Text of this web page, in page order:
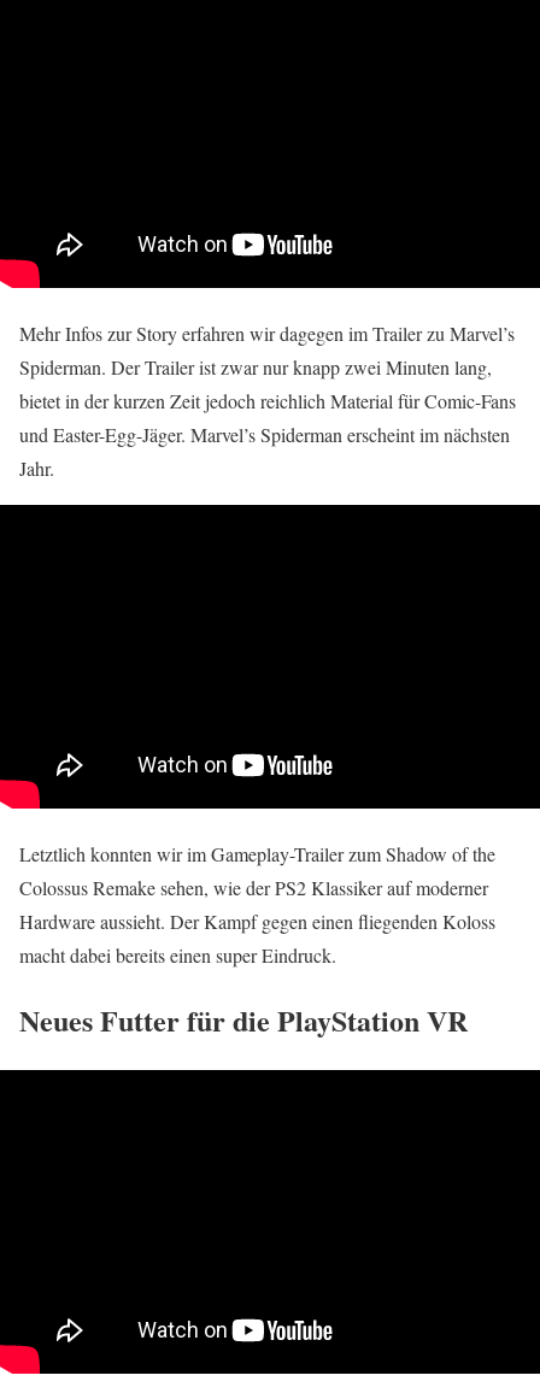
Mehr Infos zur Story erfahren wir dagegen im Trailer zu Marvel’s
Spiderman. Der Trailer ist zwar nur knapp zwei Minuten lang,
bietet in der kurzen Zeit jedoch reichlich Material für Comic-Fans
und Easter-Egg-Jäger. Marvel’s Spiderman erscheint im nächsten
Jahr.
Letztlich konnten wir im Gameplay-Trailer zum Shadow of the
Colossus Remake sehen, wie der PS2 Klassiker auf moderner
Hardware aussieht. Der Kampf gegen einen fliegenden Koloss
macht dabei bereits einen super Eindruck.
Neues Futter für die PlayStation VR